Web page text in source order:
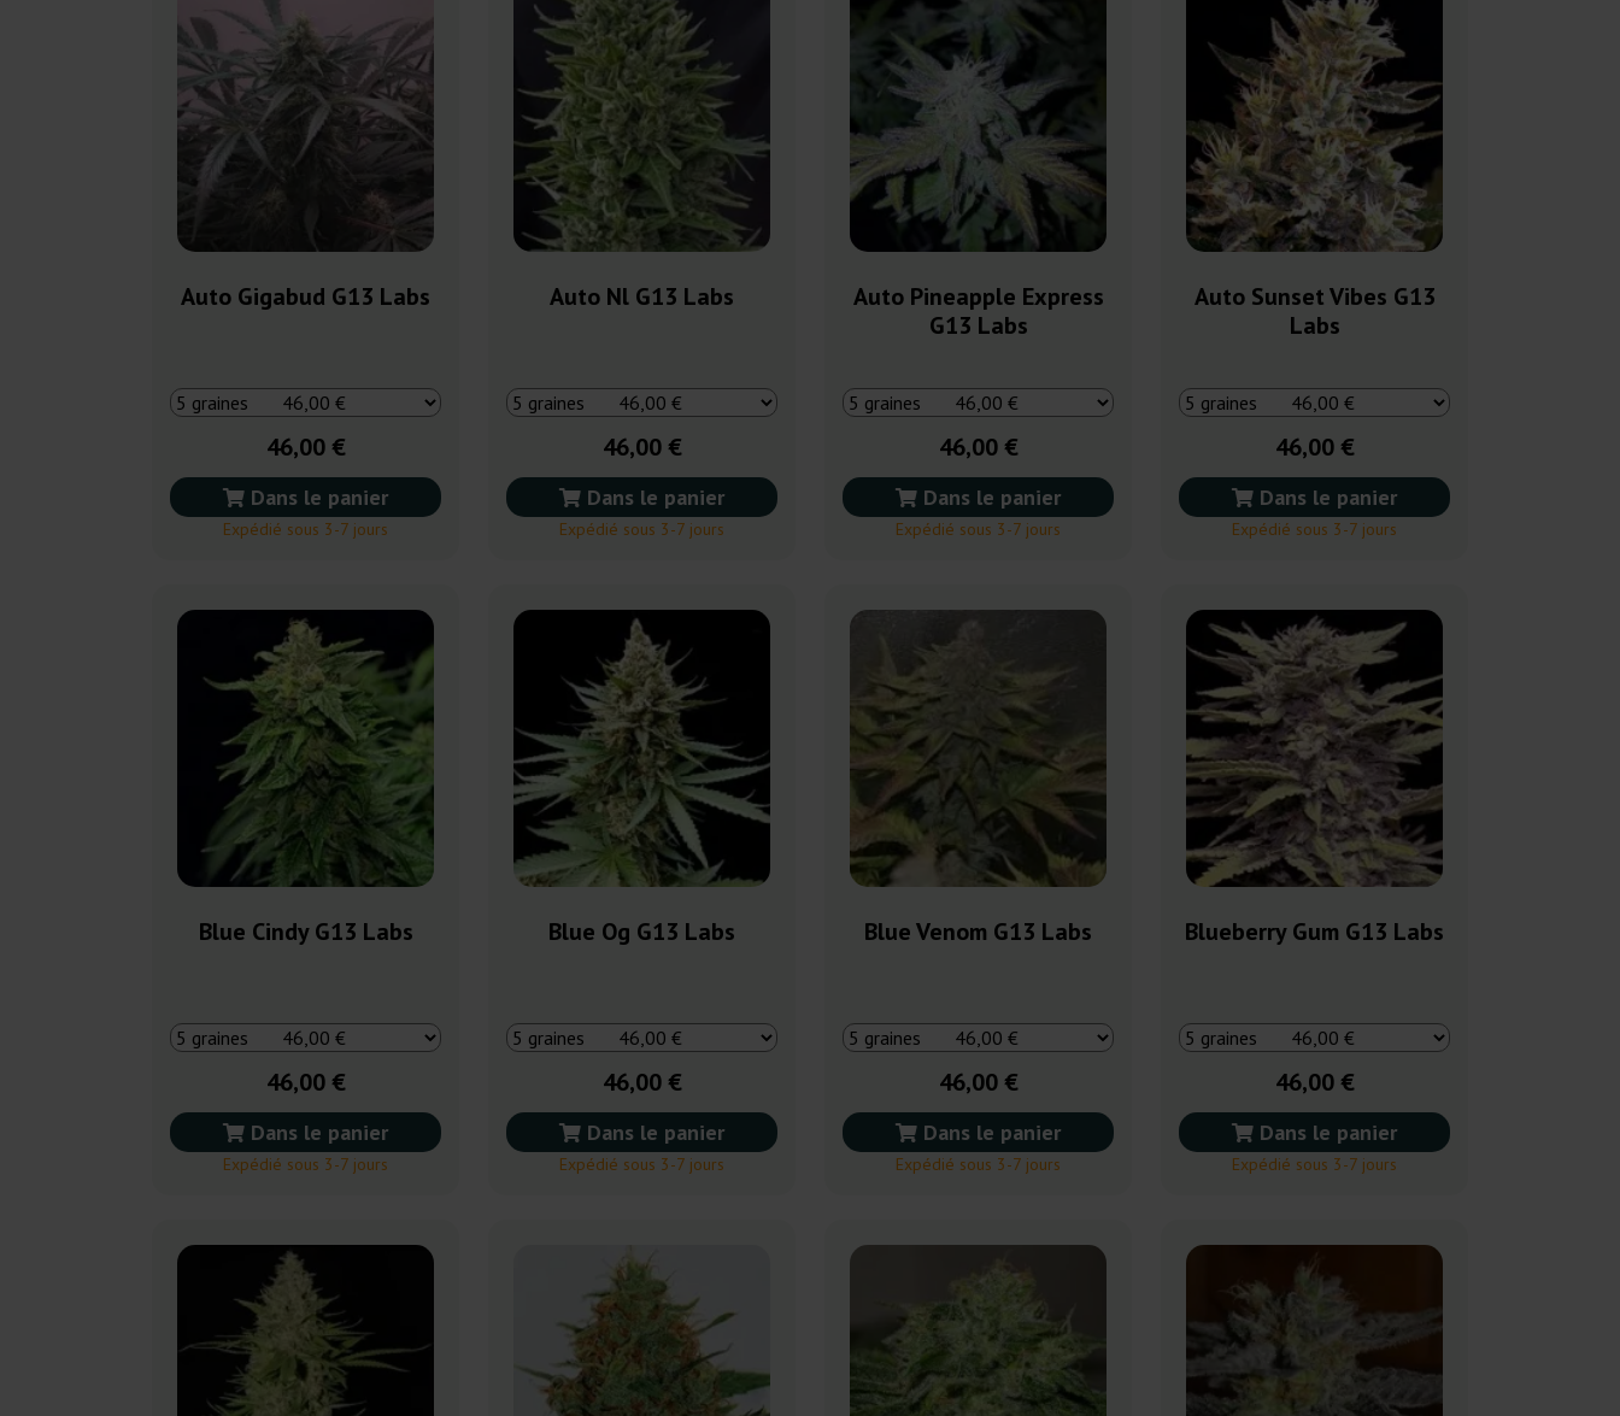
Auto Gigabud G13 Labs
46,00 €
Dans le panier
Expédié sous 3-7 jours
Auto Nl G13 Labs
46,00 €
Dans le panier
Expédié sous 3-7 jours
Auto Pineapple Express
G13 Labs
46,00 €
Dans le panier
Expédié sous 3-7 jours
Auto Sunset Vibes G13
Labs
46,00 €
Dans le panier
Expédié sous 3-7 jours
Blue Cindy G13 Labs
46,00 €
Dans le panier
Expédié sous 3-7 jours
Blue Og G13 Labs
46,00 €
Dans le panier
Expédié sous 3-7 jours
Blue Venom G13 Labs
46,00 €
Dans le panier
Expédié sous 3-7 jours
Blueberry Gum G13 Labs
46,00 €
Dans le panier
Expédié sous 3-7 jours